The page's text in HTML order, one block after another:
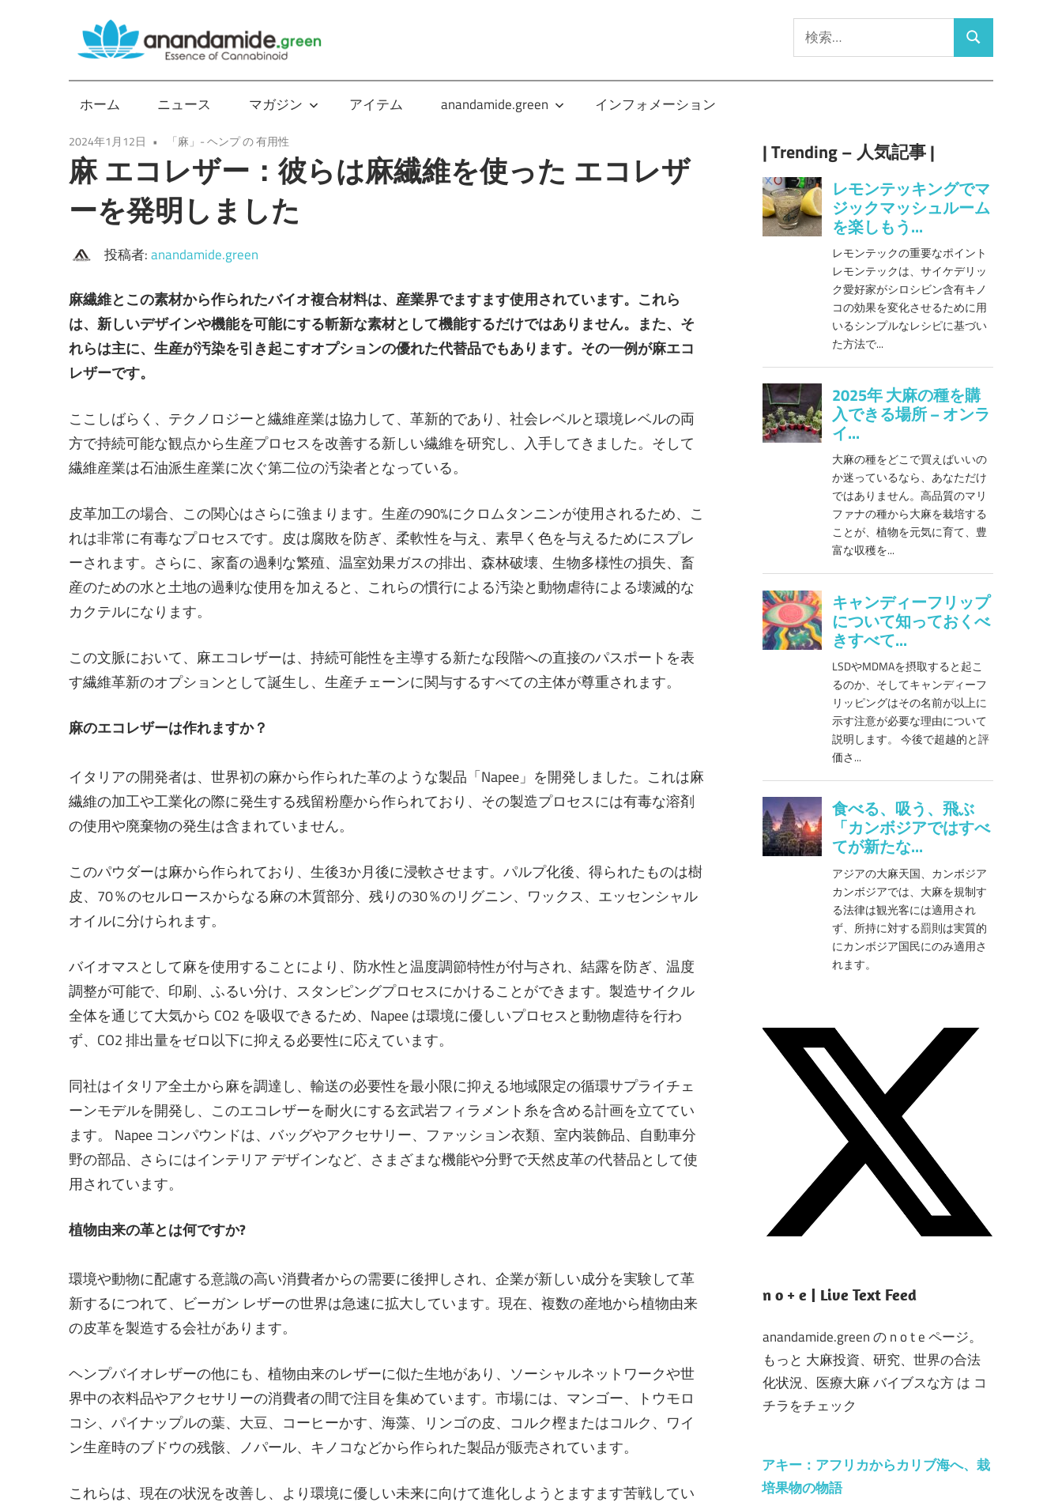
テ
ン
ツ
ス
キ
プ
索:
検
ホーム
ニュース マガジン アイテム anandamide.green インフォメーション
2024年1月12日 「麻」- ヘンプ の 有用性
麻 エコレザー：彼らは麻繊維を使った エコレザ
ーを発明しました
投稿者:anandamide.green
麻繊維とこの素材から作られたバイオ複合材料は、産業界でますます使用されています。これら
は、新しいデザインや機能を可能にする斬新な素材として機能するだけではありません。また、そ
れらは主に、生産が汚染を引き起こすオプションの優れた代替品でもあります。その一例が麻エコ
レザーです。
ここしばらく、テクノロジーと繊維産業は協力して、革新的であり、社会レベルと環境レベルの両
方で持続可能な観点から生産プロセスを改善する新しい繊維を研究し、入手してきました。そして
繊維産業は石油派生産業に次ぐ第二位の汚染者となっている。
皮革加工の場合、この関心はさらに強まります。生産の90%にクロムタンニンが使用されるため、こ
れは非常に有毒なプロセスです。皮は腐敗を防ぎ、柔軟性を与え、素早く色を与えるためにスプレ
ーされます。さらに、家畜の過剰な繁殖、温室効果ガスの排出、森林破壊、生物多様性の損失、畜
産のための水と土地の過剰な使用を加えると、これらの慣行による汚染と動物虐待による壊滅的な
カクテルになります。
この文脈において、麻エコレザーは、持続可能性を主導する新たな段階への直接のパスポートを表
す繊維革新のオプションとして誕生し、生産チェーンに関与するすべての主体が尊重されます。
麻のエコレザーは作れますか？
イタリアの開発者は、世界初の麻から作られた革のような製品「Napee」を開発しました。これは麻
繊維の加工や工業化の際に発生する残留粉塵から作られており、その製造プロセスには有毒な溶剤
の使用や廃棄物の発生は含まれていません。
このパウダーは麻から作られており、生後3か月後に浸軟させます。パルプ化後、得られたものは樹
皮、70％のセルロースからなる麻の木質部分、残りの30％のリグニン、ワックス、エッセンシャル
オイルに分けられます。
バイオマスとして麻を使用することにより、防水性と温度調節特性が付与され、結露を防ぎ、温度
調整が可能で、印刷、ふるい分け、スタンピングプロセスにかけることができます。製造サイクル
全体を通じて大気から CO2 を吸収できるため、Napee は環境に優しいプロセスと動物虐待を行わ
ず、CO2 排出量をゼロ以下に抑える必要性に応えています。
同社はイタリア全土から麻を調達し、輸送の必要性を最小限に抑える地域限定の循環サプライチェ
ーンモデルを開発し、このエコレザーを耐火にする玄武岩フィラメント糸を含める計画を​​立ててい
ます。 Napee コンパウンドは、バッグやアクセサリー、ファッション衣類、室内装飾品、自動車分
野の部品、さらにはインテリア デザインなど、さまざまな機能や分野で天然皮革の代替品として使
用されています。
植物由来の革とは何ですか?
環境や動物に配慮する意識の高い消費者からの需要に後押しされ、企業が新しい成分を実験して革
新するにつれて、ビーガン レザーの世界は急速に拡大しています。現在、複数の産地から植物由来
の皮革を製造する会社があります。
ヘンプバイオレザーの他にも、植物由来のレザーに似た生地があり、ソーシャルネットワークや世
界中の衣料品やアクセサリーの消費者の間で注目を集めています。市場には、マンゴー、トウモロ
コシ、パイナップルの葉、大豆、コーヒーかす、海藻、リンゴの皮、コルク樫またはコルク、ワイ
ン生産時のブドウの残骸、ノパール、キノコなどから作られた製品が販売されています。
これらは、現在の状況を改善し、より環境に優しい未来に向けて進化しようとますます苦戦してい
| Trending – 人気記事 |
n o + e | Live Text Feed
anandamide.green の n o t e ページ。
もっと 大麻投資、研究、世界の合法
化状況、医療大麻 バイブスな方 は コ
チラをチェック
アキー：アフリカからカリブ海へ、栽
培果物の物語